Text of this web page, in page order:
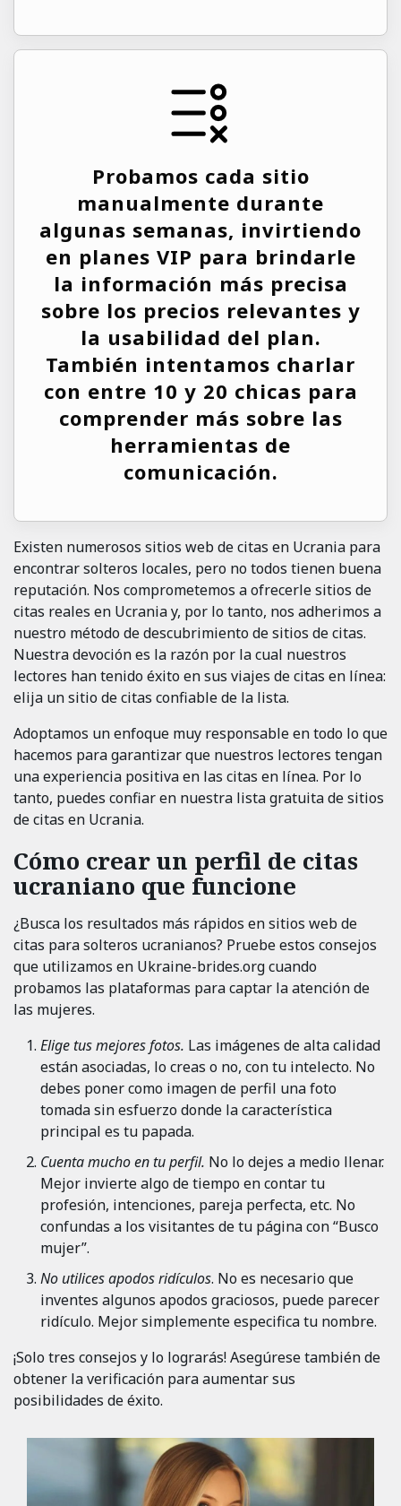
Probamos cada sitio
manualmente durante
algunas semanas, invirtiendo
en planes VIP para brindarle
la información más precisa
sobre los precios relevantes y
la usabilidad del plan.
También intentamos charlar
con entre 10 y 20 chicas para
comprender más sobre las
herramientas de
comunicación.
Existen numerosos sitios web de citas en Ucrania para
encontrar solteros locales, pero no todos tienen buena
reputación. Nos comprometemos a ofrecerle sitios de
citas reales en Ucrania y, por lo tanto, nos adherimos a
nuestro método de descubrimiento de sitios de citas.
Nuestra devoción es la razón por la cual nuestros
lectores han tenido éxito en sus viajes de citas en línea:
elija un sitio de citas confiable de la lista.
Adoptamos un enfoque muy responsable en todo lo que
hacemos para garantizar que nuestros lectores tengan
una experiencia positiva en las citas en línea. Por lo
tanto, puedes confiar en nuestra lista gratuita de sitios
de citas en Ucrania.
Cómo crear un perfil de citas
ucraniano que funcione
¿Busca los resultados más rápidos en sitios web de
citas para solteros ucranianos? Pruebe estos consejos
que utilizamos en Ukraine-brides.org cuando
probamos las plataformas para captar la atención de
las mujeres.
Elige tus mejores fotos. Las imágenes de alta calidad
están asociadas, lo creas o no, con tu intelecto. No
debes poner como imagen de perfil una foto
tomada sin esfuerzo donde la característica
principal es tu papada.
Cuenta mucho en tu perfil. No lo dejes a medio llenar.
Mejor invierte algo de tiempo en contar tu
profesión, intenciones, pareja perfecta, etc. No
confundas a los visitantes de tu página con “Busco
mujer”.
No utilices apodos ridículos. No es necesario que
inventes algunos apodos graciosos, puede parecer
ridículo. Mejor simplemente especifica tu nombre.
¡Solo tres consejos y lo lograrás! Asegúrese también de
obtener la verificación para aumentar sus
posibilidades de éxito.